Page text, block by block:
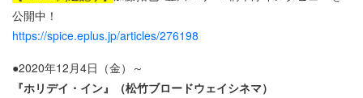
公開中！
https://spice.eplus.jp/articles/276198
●2020年12月4日（金）～
『ホリデイ・イン』（松竹ブロードウェイシネマ）